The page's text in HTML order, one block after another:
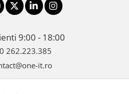
9:00 - 18:00
262.223.385
it.ro